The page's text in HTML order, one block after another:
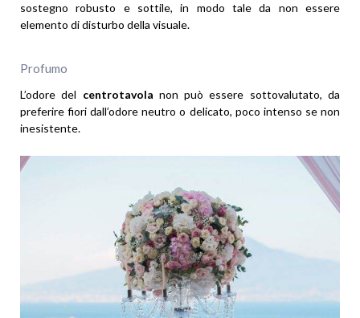
sostegno robusto e sottile, in modo tale da non essere
elemento di disturbo della visuale.
Profumo
L’odore del centrotavola non può essere sottovalutato, da
preferire fiori dall’odore neutro o delicato, poco intenso se non
inesistente.